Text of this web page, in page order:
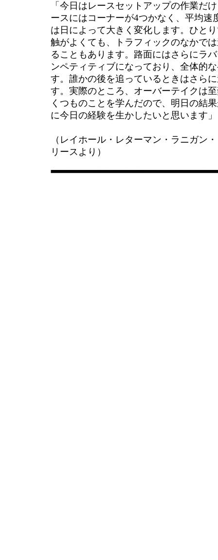
「今日はレースセットアップの作業だ
ースにはコーナーが4つかなく、平均速
は日によって大きく変化します。ひと
触がよくても、トラフィックのなかで
ることもあります。路面にはさらにラ
ンペティティブになっており、全体的
す。誰かの後を追っているときはさら
す。実際のところ、オーバーテイクは
くつものことを学んだので、明日の結
に今日の経験を生かしたいと思います」
（レイホール・レターマン・ラニガン
リースより）